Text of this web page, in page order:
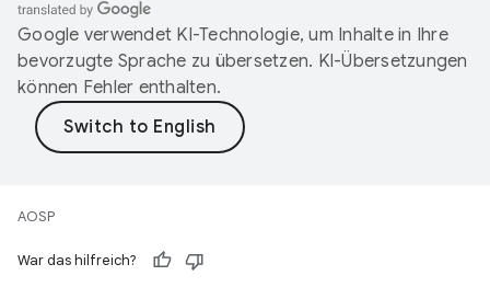
Google verwendet KI-Technologie, um Inhalte in Ihre
bevorzugte Sprache zu übersetzen. KI-Übersetzungen
können Fehler enthalten.
AOSP
War das hilfreich?